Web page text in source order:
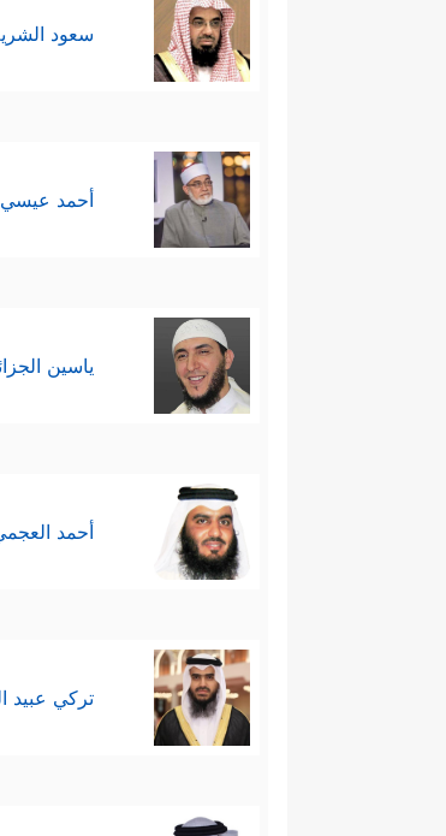
سعود
أحمد
ياسين
أحمد
تركي عبيد